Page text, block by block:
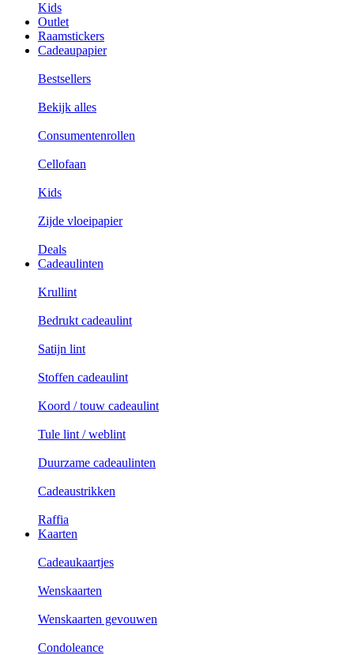
Kids
Outlet
Raamstickers
Cadeaupapier
Bestsellers
Bekijk alles
Consumentenrollen
Cellofaan
Kids
Zijde vloeipapier
Deals
Cadeaulinten
Krullint
Bedrukt cadeaulint
Satijn lint
Stoffen cadeaulint
Koord / touw cadeaulint
Tule lint / weblint
Duurzame cadeaulinten
Cadeaustrikken
Raffia
Kaarten
Cadeaukaartjes
Wenskaarten
Wenskaarten gevouwen
Condoleance